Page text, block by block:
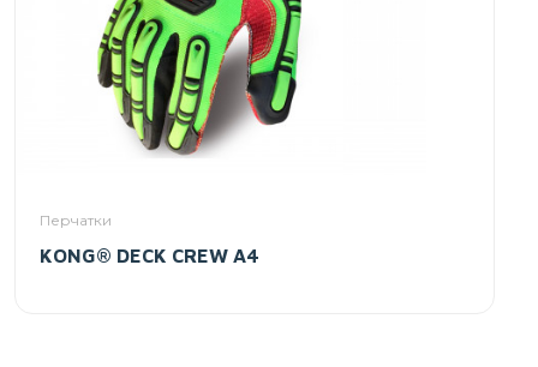
Перчатки
KONG® DECK CREW A4